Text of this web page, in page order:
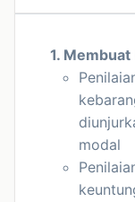
1.
modal